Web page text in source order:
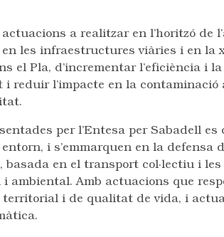
a realitzar en l’horitzó de
les infraestructures viàries i en la
el Pla, d’incrementar l’eficiència i
reduir l’impacte en la contaminació
per l’Entesa per Sabadell
i s’emmarquen en la defensa
basada en el transport col·lectiu i
i ambiental. Amb actuacions que
territorial i de qualitat de vida, i